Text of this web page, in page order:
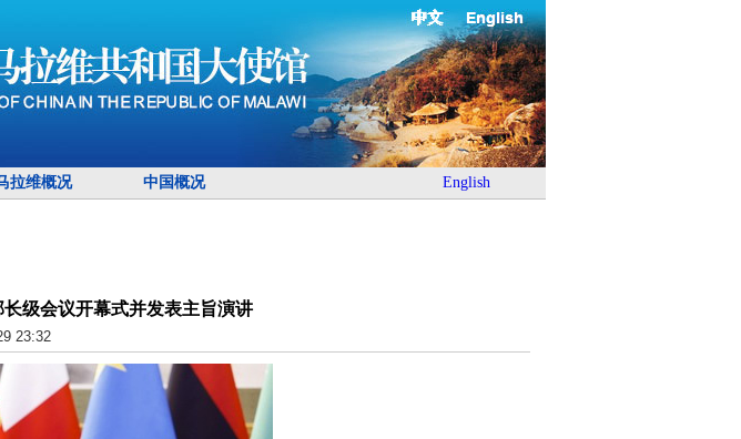
English
中文
拉维概况 中国概况 English
级会议开幕式并发表主旨演讲
23:32